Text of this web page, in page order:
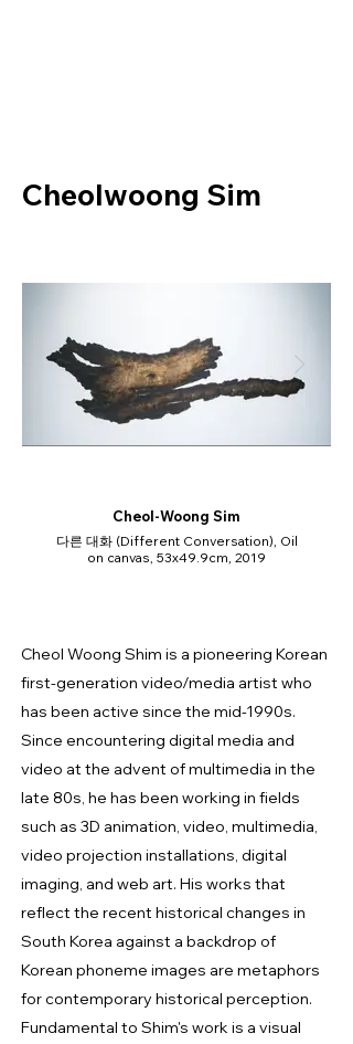
Cheolwoong Sim
Cheol-Woong Sim
다른 대화 (Different Conversation), Oil
on canvas, 53x49.9cm, 2019
Cheol Woong Shim is a pioneering Korean
first-generation video/media artist who
has been active since the mid-1990s.
Since encountering digital media and
video at the advent of multimedia in the
late 80s, he has been working in fields
such as 3D animation, video, multimedia,
video projection installations, digital
imaging, and web art. His works that
reflect the recent historical changes in
South Korea against a backdrop of
Korean phoneme images are metaphors
for contemporary historical perception.
Fundamental to Shim's work is a visual